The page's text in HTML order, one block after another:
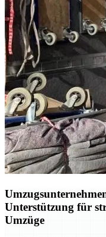
Unterstützung für
Umzüge